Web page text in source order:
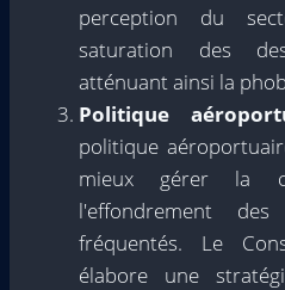
perception du
saturation des
atténuant ainsi la
Politique
politique
mieux gérer la
l'effondrement
fréquentés. Le
élabore une